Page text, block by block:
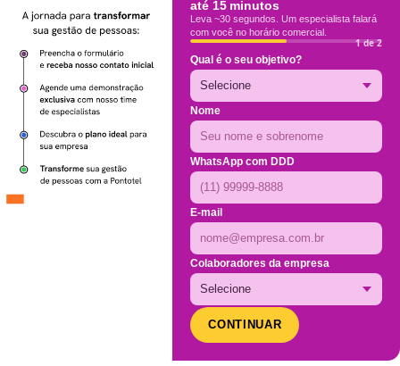
até 15 minutos
Leva ~30 segundos. Um especialista falará
com você no horário comercial.
1 de 2
Qual é o seu objetivo?
Nome
WhatsApp com DDD
E-mail
Colaboradores da empresa
CONTINUAR